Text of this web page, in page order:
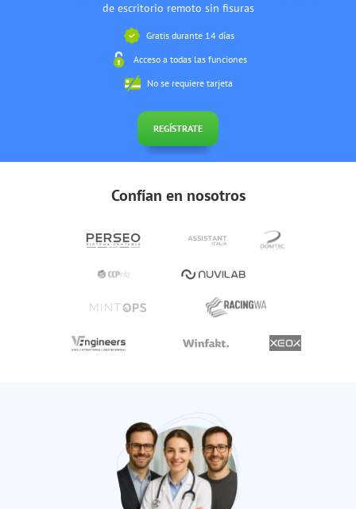
de escritorio remoto sin fisuras
Gratis durante 14 días
Acceso a todas las funciones
No se requiere tarjeta
REGÍSTRATE
Confían en nosotros